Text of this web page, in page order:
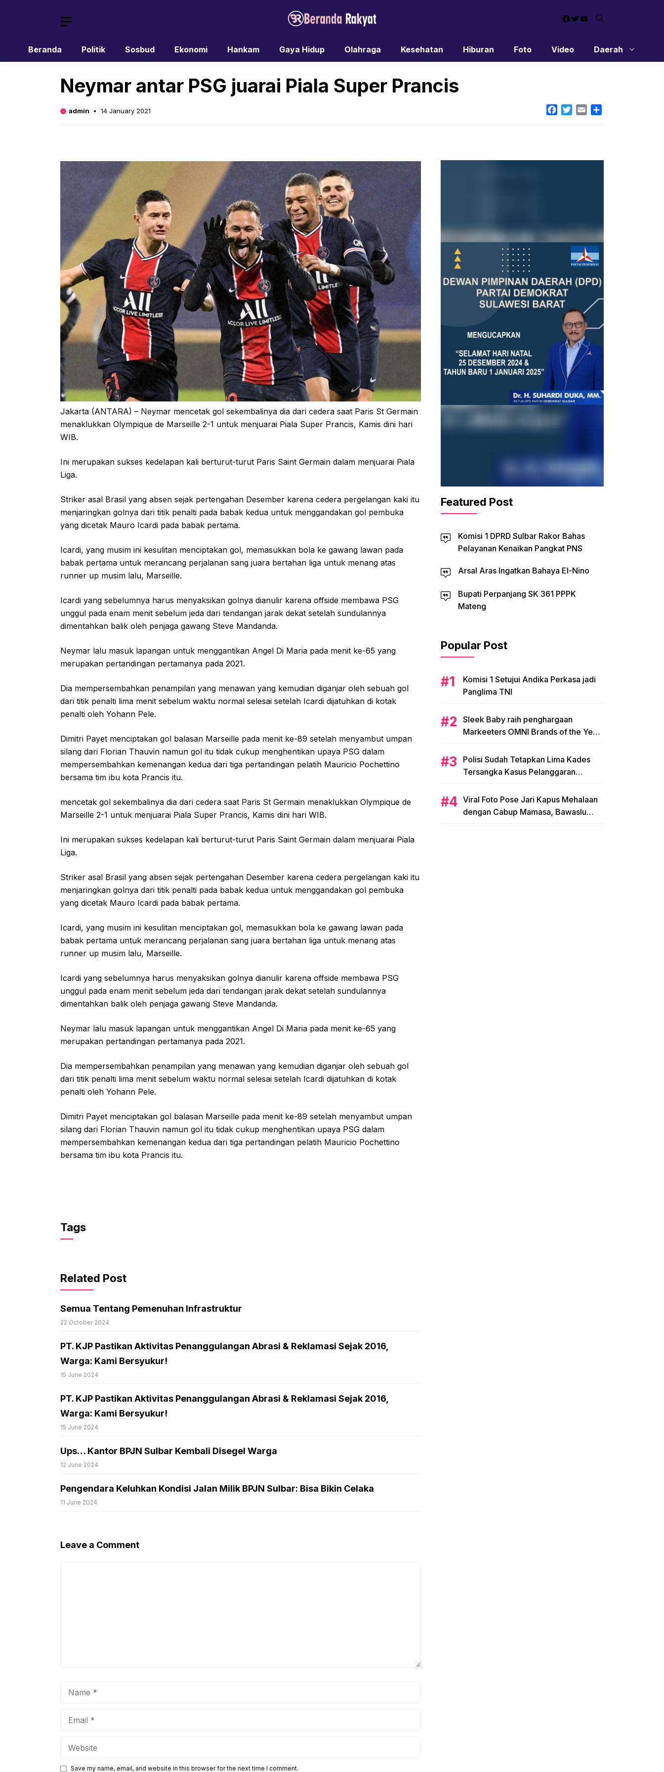
Facebook
Twitter
YouTube
Beranda Politik Sosbud Ekonomi Hankam Gaya Hidup Olahraga Kesehatan Hiburan Foto Video Daerah
Neymar antar PSG juarai Piala Super Prancis
admin 14 January 2021 Facebook
TwitterEmail
Jakarta (ANTARA) – Neymar mencetak gol sekembalinya dia dari cedera saat Paris St Germain
menaklukkan Olympique de Marseille 2-1 untuk menjuarai Piala Super Prancis, Kamis dini hari
WIB.
Ini merupakan sukses kedelapan kali berturut-turut Paris Saint Germain dalam menjuarai Piala
Liga.
Striker asal Brasil yang absen sejak pertengahan Desember karena cedera pergelangan kaki itu
menjaringkan golnya dari titik penalti pada babak kedua untuk menggandakan gol pembuka
yang dicetak Mauro Icardi pada babak pertama.
Icardi, yang musim ini kesulitan menciptakan gol, memasukkan bola ke gawang lawan pada
babak pertama untuk merancang perjalanan sang juara bertahan liga untuk menang atas
runner up musim lalu, Marseille.
Icardi yang sebelumnya harus menyaksikan golnya dianulir karena offside membawa PSG
unggul pada enam menit sebelum jeda dari tendangan jarak dekat setelah sundulannya
dimentahkan balik oleh penjaga gawang Steve Mandanda.
Neymar lalu masuk lapangan untuk menggantikan Angel Di Maria pada menit ke-65 yang
merupakan pertandingan pertamanya pada 2021.
Dia mempersembahkan penampilan yang menawan yang kemudian diganjar oleh sebuah gol
dari titik penalti lima menit sebelum waktu normal selesai setelah Icardi dijatuhkan di kotak
penalti oleh Yohann Pele.
Dimitri Payet menciptakan gol balasan Marseille pada menit ke-89 setelah menyambut umpan
silang dari Florian Thauvin namun gol itu tidak cukup menghentikan upaya PSG dalam
mempersembahkan kemenangan kedua dari tiga pertandingan pelatih Mauricio Pochettino
bersama tim ibu kota Prancis itu.
mencetak gol sekembalinya dia dari cedera saat Paris St Germain menaklukkan Olympique de
Marseille 2-1 untuk menjuarai Piala Super Prancis, Kamis dini hari WIB.
Ini merupakan sukses kedelapan kali berturut-turut Paris Saint Germain dalam menjuarai Piala
Liga.
Striker asal Brasil yang absen sejak pertengahan Desember karena cedera pergelangan kaki itu
menjaringkan golnya dari titik penalti pada babak kedua untuk menggandakan gol pembuka
yang dicetak Mauro Icardi pada babak pertama.
Icardi, yang musim ini kesulitan menciptakan gol, memasukkan bola ke gawang lawan pada
babak pertama untuk merancang perjalanan sang juara bertahan liga untuk menang atas
runner up musim lalu, Marseille.
Icardi yang sebelumnya harus menyaksikan golnya dianulir karena offside membawa PSG
unggul pada enam menit sebelum jeda dari tendangan jarak dekat setelah sundulannya
dimentahkan balik oleh penjaga gawang Steve Mandanda.
Neymar lalu masuk lapangan untuk menggantikan Angel Di Maria pada menit ke-65 yang
merupakan pertandingan pertamanya pada 2021.
Dia mempersembahkan penampilan yang menawan yang kemudian diganjar oleh sebuah gol
dari titik penalti lima menit sebelum waktu normal selesai setelah Icardi dijatuhkan di kotak
penalti oleh Yohann Pele.
Dimitri Payet menciptakan gol balasan Marseille pada menit ke-89 setelah menyambut umpan
silang dari Florian Thauvin namun gol itu tidak cukup menghentikan upaya PSG dalam
mempersembahkan kemenangan kedua dari tiga pertandingan pelatih Mauricio Pochettino
bersama tim ibu kota Prancis itu.
Tags
Related Post
Semua Tentang Pemenuhan Infrastruktur
22 October 2024
PT. KJP Pastikan Aktivitas Penanggulangan Abrasi & Reklamasi Sejak 2016,
Warga: Kami Bersyukur!
15 June 2024
PT. KJP Pastikan Aktivitas Penanggulangan Abrasi & Reklamasi Sejak 2016,
Warga: Kami Bersyukur!
15 June 2024
Ups… Kantor BPJN Sulbar Kembali Disegel Warga
12 June 2024
Pengendara Keluhkan Kondisi Jalan Milik BPJN Sulbar: Bisa Bikin Celaka
11 June 2024
Leave a Comment
Save my name, email, and website in this browser for the next time I comment.
Featured Post
Komisi 1 DPRD Sulbar Rakor Bahas
Pelayanan Kenaikan Pangkat PNS
Arsal Aras Ingatkan Bahaya El-Nino
Bupati Perpanjang SK 361 PPPK
Mateng
Popular Post
Komisi 1 Setujui Andika Perkasa jadi
Panglima TNI
Sleek Baby raih penghargaan
Markeeters OMNI Brands of the Year
Polisi Sudah Tetapkan Lima Kades
Tersangka Kasus Pelanggaran
Viral Foto Pose Jari Kapus Mehalaan
dengan Cabup Mamasa, Bawaslu